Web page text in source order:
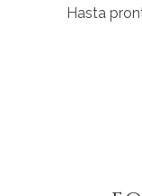
Hasta